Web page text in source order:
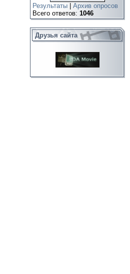
Результаты
Архив опросов
Всего ответов: 1046
Друзья сайта